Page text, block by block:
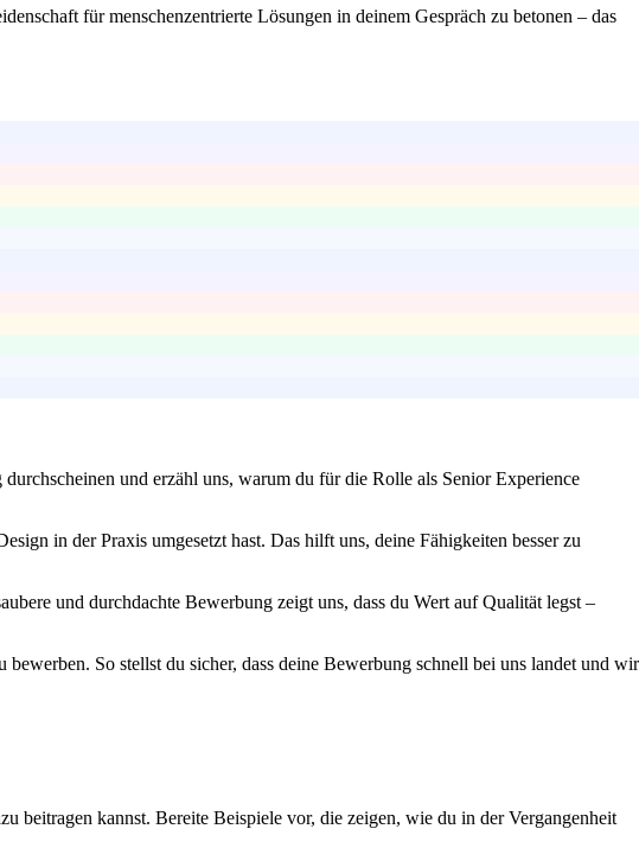
für menschenzentrierte Lösungen in deinem Gespräch zu betonen – das
und erzähl uns, warum du für die Rolle als Senior Experience
in der Praxis umgesetzt hast. Das hilft uns, deine Fähigkeiten besser zu
und durchdachte Bewerbung zeigt uns, dass du Wert auf Qualität legst –
So stellst du sicher, dass deine Bewerbung schnell bei uns landet und wir
beitragen kannst. Bereite Beispiele vor, die zeigen, wie du in der Vergangenheit